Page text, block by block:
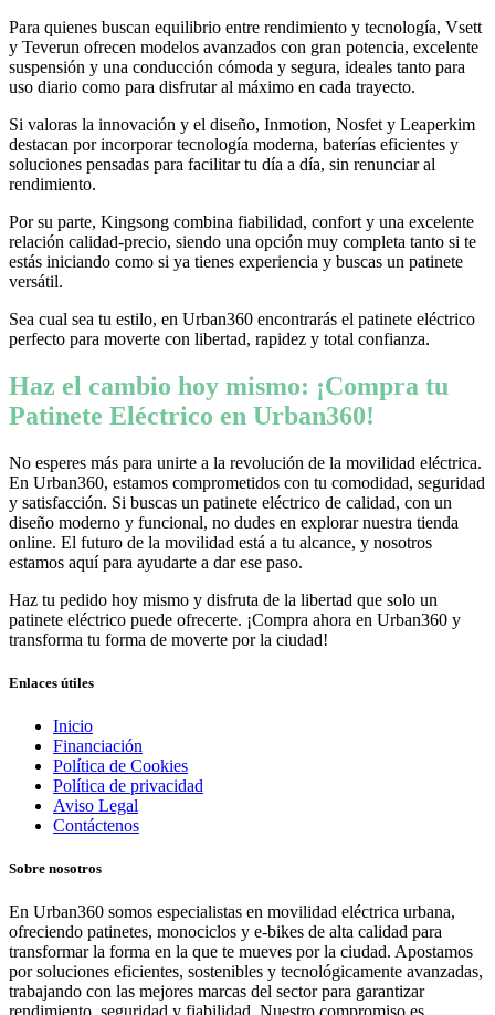
Para quienes buscan equilibrio entre rendimiento y tecnología, Vsett
y Teverun ofrecen modelos avanzados con gran potencia, excelente
suspensión y una conducción cómoda y segura, ideales tanto para
uso diario como para disfrutar al máximo en cada trayecto.
Si valoras la innovación y el diseño, Inmotion, Nosfet y Leaperkim
destacan por incorporar tecnología moderna, baterías eficientes y
soluciones pensadas para facilitar tu día a día, sin renunciar al
rendimiento.
Por su parte, Kingsong combina fiabilidad, confort y una excelente
relación calidad-precio, siendo una opción muy completa tanto si te
estás iniciando como si ya tienes experiencia y buscas un patinete
versátil.
Sea cual sea tu estilo, en Urban360 encontrarás el patinete eléctrico
perfecto para moverte con libertad, rapidez y total confianza.
Haz el cambio hoy mismo: ¡Compra tu
Patinete Eléctrico en Urban360!
No esperes más para unirte a la revolución de la movilidad eléctrica.
En Urban360, estamos comprometidos con tu comodidad, seguridad
y satisfacción. Si buscas un patinete eléctrico de calidad, con un
diseño moderno y funcional, no dudes en explorar nuestra tienda
online. El futuro de la movilidad está a tu alcance, y nosotros
estamos aquí para ayudarte a dar ese paso.
Haz tu pedido hoy mismo y disfruta de la libertad que solo un
patinete eléctrico puede ofrecerte. ¡Compra ahora en Urban360 y
transforma tu forma de moverte por la ciudad!
Enlaces útiles
Inicio
Financiación
Política de Cookies
Política de privacidad
Aviso Legal
Contáctenos
Sobre nosotros
En Urban360 somos especialistas en movilidad eléctrica urbana,
ofreciendo patinetes, monociclos y e-bikes de alta calidad para
transformar la forma en la que te mueves por la ciudad. Apostamos
por soluciones eficientes, sostenibles y tecnológicamente avanzadas,
trabajando con las mejores marcas del sector para garantizar